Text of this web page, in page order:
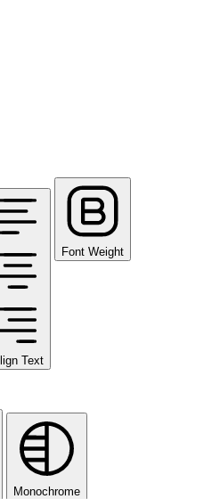
Text
Font Weight
Monochrome